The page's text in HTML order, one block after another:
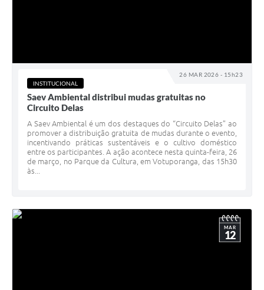
26 MAR 2026 - 15h23
INSTITUCIONAL
Saev Ambiental distribui mudas gratuitas no
Circuito Delas
A Saev Ambiental é um dos destaques do “Circuito Delas” ao
promover a distribuição gratuita de mudas durante o evento,
incentivando práticas sustentáveis e o cultivo doméstico
entre os participantes. A ação acontece nesta quinta-feira, 26
de março, no Parque da Cultura, em Votuporanga, das 15h30
às...
MAR
12